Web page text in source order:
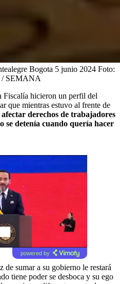
Bogota 5 junio 2024 Foto:
SEMANA
Fiscalía hicieron un perfil del
que mientras estuvo al frente de
derechos de trabajadores
se detenía cuando quería hacer
powered by
de sumar a su gobierno le restará
tiene poder se desboca y su ego